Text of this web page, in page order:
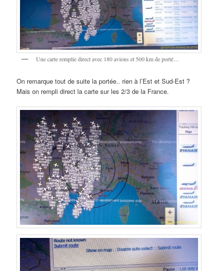
Une carte remplie direct avec 180 avions et 500 km de porté…
On remarque tout de suite la portée.. rien à l’Est et Sud-Est ?
Mais on rempli direct la carte sur les 2/3 de la France.